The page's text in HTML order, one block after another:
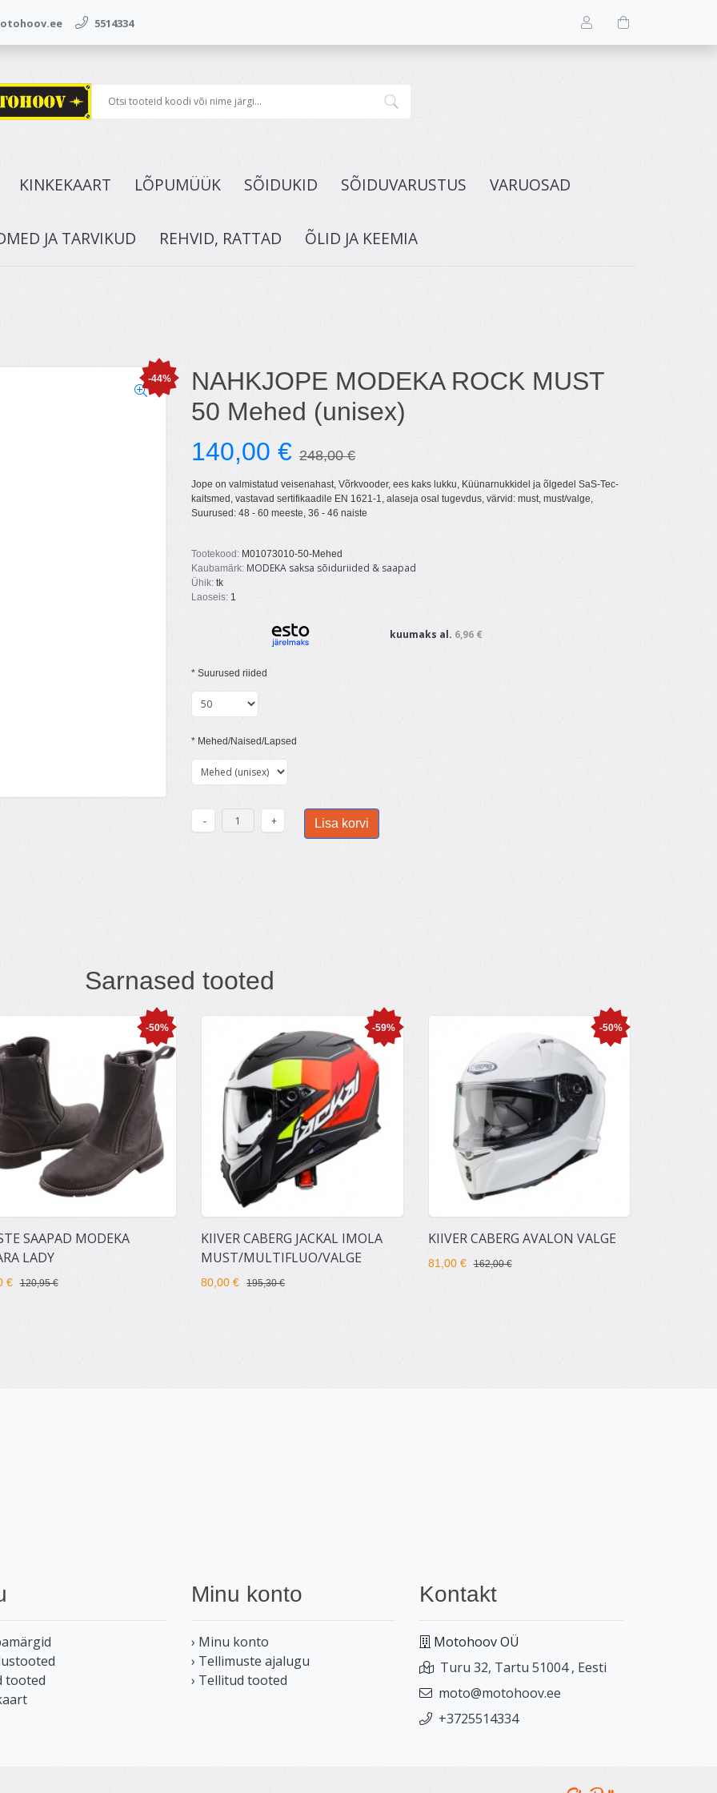
5514334
KINKEKAART LÕPUMÜÜK SÕIDUKID SÕIDUVARUSTUS VARUOSAD
JA TARVIKUD REHVID, RATTAD ÕLID JA KEEMIA
-44%
NAHKJOPE MODEKA ROCK MUST
50 Mehed (unisex)
140,00 € 248,00 €
Jope on valmistatud veisenahast, Võrkvooder, ees kaks lukku, Küünarnukkidel ja õlgedel SaS-Tec-
kaitsmed, vastavad sertifikaadile EN 1621-1, alaseja osal tugevdus, värvid: must, must/valge,
Suurused: 48 - 60 meeste, 36 - 46 naiste
Tootekood: M01073010-50-Mehed
Kaubamärk: MODEKA saksa sõiduriided & saapad
Ühik: tk
Laoseis: 1
kuumaks al. 6,96 €
* Suurused riided
* Mehed/Naised/Lapsed
Sarnased tooted
-50%
SAAPAD MODEKA
LADY
€ 120,95 €
-59%
KIIVER CABERG JACKAL IMOLA
MUST/MULTIFLUO/VALGE
80,00 € 195,30 €
-50%
KIIVER CABERG AVALON VALGE
81,00 € 162,00 €
tooted
Minu konto
› Minu konto
› Tellimuste ajalugu
› Tellitud tooted
Kontakt
Motohoov OÜ
Turu 32, Tartu 51004 , Eesti
moto@motohoov.ee
+3725514334